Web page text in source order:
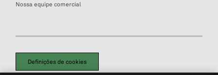
Nossa equipe comercial
Definições de cookies